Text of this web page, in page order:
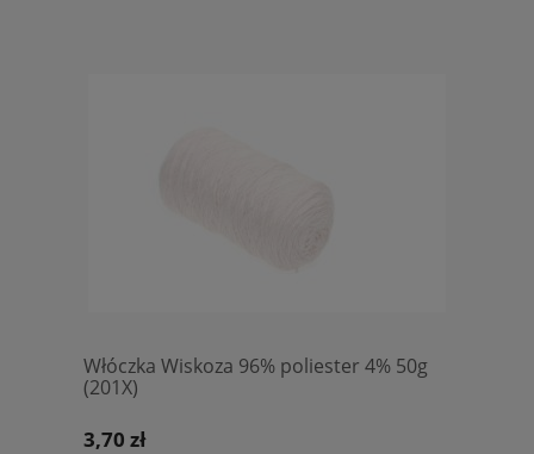
Włóczka Wiskoza 96% poliester 4% 50g
(201X)
3,70 zł